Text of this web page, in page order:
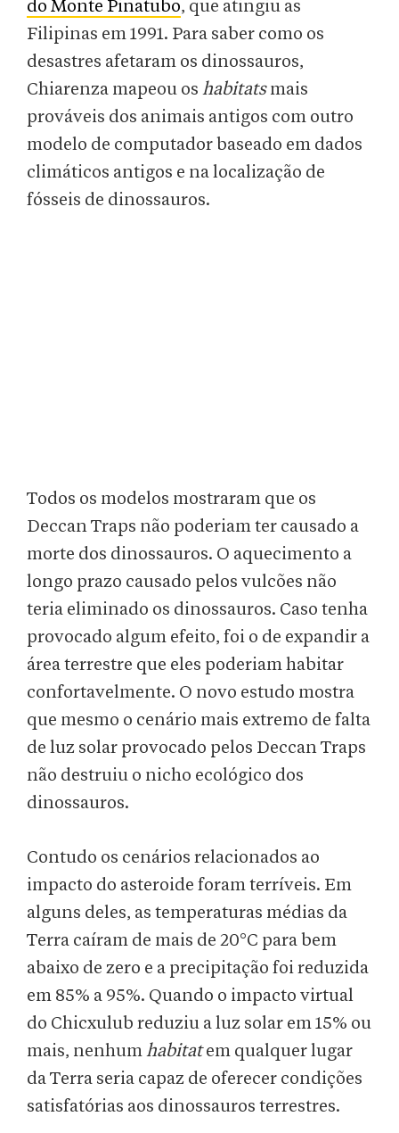
do Monte Pinatubo, que atingiu as
Filipinas em 1991. Para saber como os
desastres afetaram os dinossauros,
Chiarenza mapeou os habitatsmais
prováveis dos animais antigos com outro
modelo de computador baseado em dados
climáticos antigos e na localização de
fósseis de dinossauros.
Todos os modelos mostraram que os
Deccan Traps não poderiam ter causado a
morte dos dinossauros. O aquecimento a
longo prazo causado pelos vulcões não
teria eliminado os dinossauros. Caso tenha
provocado algum efeito, foi o de expandir a
área terrestre que eles poderiam habitar
confortavelmente. O novo estudo mostra
que mesmo o cenário mais extremo de falta
de luz solar provocado pelos Deccan Traps
não destruiu o nicho ecológico dos
dinossauros.
Contudo os cenários relacionados ao
impacto do asteroide foram terríveis. Em
alguns deles, as temperaturas médias da
Terra caíram de mais de 20°C para bem
abaixo de zero e a precipitação foi reduzida
em 85% a 95%. Quando o impacto virtual
do Chicxulub reduziu a luz solar em 15% ou
mais, nenhumhabitatem qualquer lugar
da Terra seria capaz de oferecer condições
satisfatórias aos dinossauros terrestres.